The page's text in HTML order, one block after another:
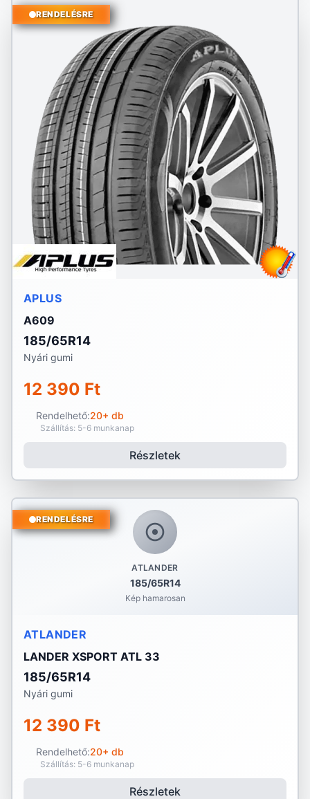
RENDELÉSRE
APLUS
A609
185/65R14
Nyári gumi
12 390 Ft
Rendelhető:20+ db
Szállítás: 5-6 munkanap
Részletek
ATLANDER
185/65R14
Kép hamarosan
RENDELÉSRE
ATLANDER
LANDER XSPORT ATL 33
185/65R14
Nyári gumi
12 390 Ft
Rendelhető:20+ db
Szállítás: 5-6 munkanap
Részletek